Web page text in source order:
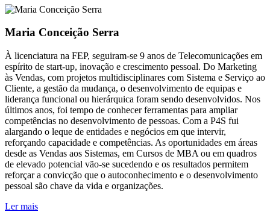
Maria Conceição Serra
À licenciatura na FEP, seguiram-se 9 anos de Telecomunicações em
espírito de start-up, inovação e crescimento pessoal. Do Marketing
às Vendas, com projetos multidisciplinares com Sistema e Serviço ao
Cliente, a gestão da mudança, o desenvolvimento de equipas e
liderança funcional ou hierárquica foram sendo desenvolvidos. Nos
últimos anos, foi tempo de conhecer ferramentas para ampliar
competências no desenvolvimento de pessoas. Com a P4S fui
alargando o leque de entidades e negócios em que intervir,
reforçando capacidade e competências. As oportunidades em áreas
desde as Vendas aos Sistemas, em Cursos de MBA ou em quadros
de elevado potencial vão-se sucedendo e os resultados permitem
reforçar a convicção que o autoconhecimento e o desenvolvimento
pessoal são chave da vida e organizações.
Ler mais